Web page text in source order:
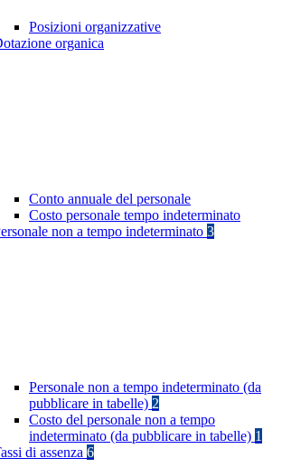
Posizioni organizzative
organica
Conto annuale del personale
Costo personale tempo indeterminato
non a tempo indeterminato 3
Personale non a tempo indeterminato (da
pubblicare in tabelle) 2
Costo del personale non a tempo
indeterminato (da pubblicare in tabelle) 1
di assenza 6